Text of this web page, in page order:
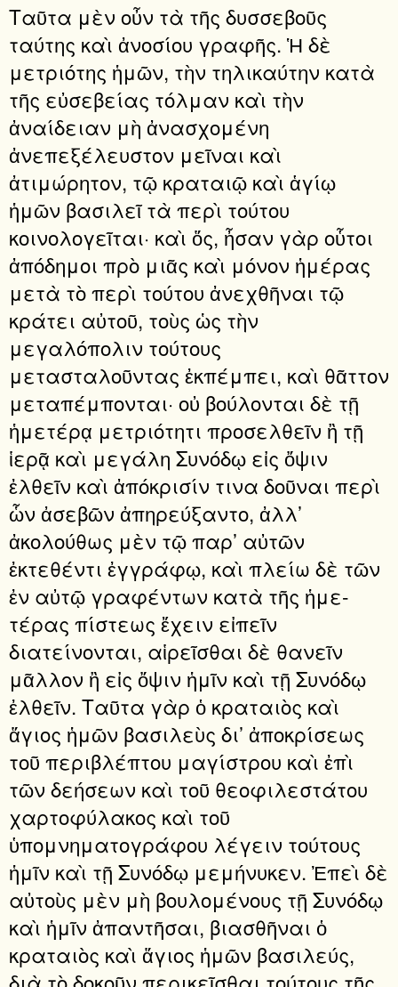
Ταῦτα μὲν οὖν τὰ τῆς δυσσεβοῦς
ταύτης καὶ ἀνοσίου γρα­φῆς. Ἡ δὲ
μετριότης ἡμῶν, τὴν τηλικαύτην κατὰ
τῆς εὐσεβείας τόλμαν καὶ τὴν
ἀναίδειαν μὴ ἀνασχομένη
ἀνεπεξέλευστον μεῖναι καὶ
ἀτιμώρητον, τῷ κραταιῷ καὶ ἁγίῳ
ἡμῶν βασιλεῖ τὰ περὶ τούτου
κοινολογεῖται· καὶ ὅς, ἦσαν γὰρ οὗτοι
ἀπόδημοι πρὸ μιᾶς καὶ μόνον ἡμέρας
μετὰ τὸ περὶ τούτου ἀνεχθῆναι τῷ
κράτει αὐτοῦ, τοὺς ὡς τὴν
μεγαλόπολιν τούτους
μετασταλοῦντας ἐκπέμπει, καὶ θᾶττον
μεταπέμπονται· οὐ βούλονται δὲ τῇ
ἡμετέρᾳ μετριότητι προσελθεῖν ἢ τῇ
ἱερᾷ καὶ μεγάλη Συνόδῳ εἰς ὄψιν
ἐλθεῖν καὶ ἀπόκρισίν τινα δοῦναι περὶ
ὧν ἀσεβῶν ἀπηρεύξαντο, ἀλλ’
ἀκολούθως μὲν τῷ παρ’ αὐτῶν
ἐκτεθέντι ἐγγράφῳ, καὶ πλείω δὲ τῶν
ἐν αὐτῷ γραφέντων κατὰ τῆς ἡμε­
τέρας πίστεως ἔχειν εἰπεῖν
διατείνονται, αἱρεῖσθαι δὲ θανεῖν
μᾶλλον ἢ εἰς ὄψιν ἡμῖν καὶ τῇ Συνόδῳ
ἐλθεῖν. Ταῦτα γὰρ ὁ κραταιὸς καὶ
ἅγιος ἡμῶν βασιλεὺς δι’ ἀποκρίσεως
τοῦ περι­βλέπτου μαγίστρου καὶ ἐπὶ
τῶν δεήσεων καὶ τοῦ θεοφιλεστά­του
χαρτοφύλακος καὶ τοῦ
ὑπομνηματογράφου λέγειν τούτους
ἡμῖν καὶ τῇ Συνόδῳ μεμήνυκεν. Ἐπεὶ δὲ
αὐτοὺς μὲν μὴ βουλομένους τῇ Συνόδῳ
καὶ ἡμῖν ἀπαντῆσαι, βιασθῆναι ὁ
κραταιὸς καὶ ἅγιος ἡμῶν βασιλεύς,